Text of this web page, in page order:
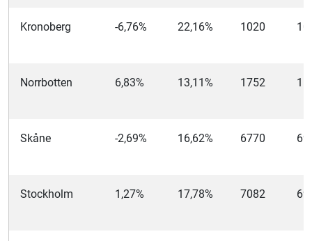
Kronoberg -6,76% 22,16% 1020
Norrbotten 6,83% 13,11% 1752
Skåne -2,69% 16,62% 6770
Stockholm 1,27% 17,78% 7082